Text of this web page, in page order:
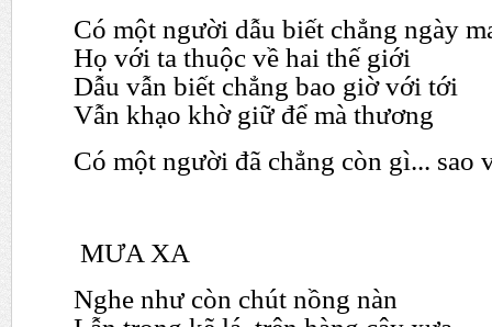
Có một người dẫu biết chẳng ngày
Họ với ta thuộc về hai thế giới
Dẫu vẫn biết chẳng bao giờ với tới
Vẫn khạo khờ giữ để mà thương
Có một người đã chẳng còn gì... sao
MƯA XA
Nghe như còn chút nồng nàn